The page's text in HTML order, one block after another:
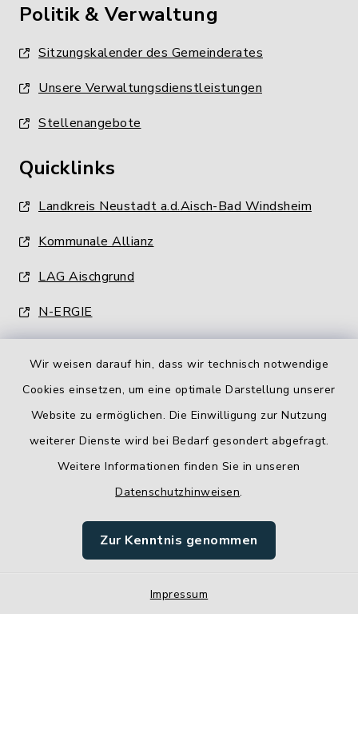
Wir weisen darauf hin, dass wir technisch notwendige
Cookies einsetzen, um eine optimale Darstellung unserer
Website zu ermöglichen. Die Einwilligung zur Nutzung
weiterer Dienste wird bei Bedarf gesondert abgefragt.
Weitere Informationen finden Sie in unseren
Datenschutzhinweisen.
Zur Kenntnis genommen
Impressum
Politik & Verwaltung
Sitzungskalender des Gemeinderates
Unsere Verwaltungsdienstleistungen
Stellenangebote
Quicklinks
Landkreis Neustadt a.d.Aisch-Bad Windsheim
Kommunale Allianz
LAG Aischgrund
N-ERGIE
Barrierefreiheit
Impressum
Sitemap